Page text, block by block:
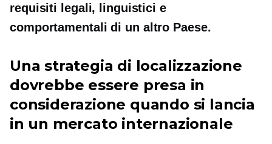
requisiti legali, linguistici e
comportamentali di un altro Paese.
Una strategia di localizzazione
dovrebbe essere presa in
considerazione quando si lancia
in un mercato internazionale